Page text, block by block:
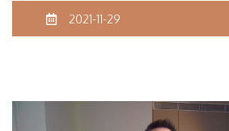
2021-11-29